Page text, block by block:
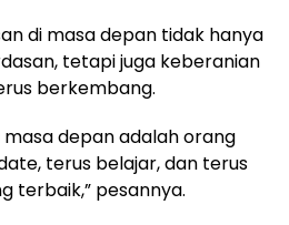
di masa depan tidak hanya
tetapi juga keberanian
berkembang.
masa depan adalah orang
terus belajar, dan terus
terbaik,” pesannya.